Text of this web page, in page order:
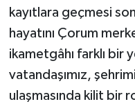
kayıtlara geçmesi
hayatını Çorum
ikametgâhı farklı bir
vatandaşımız,
ulaşmasında kilit bir